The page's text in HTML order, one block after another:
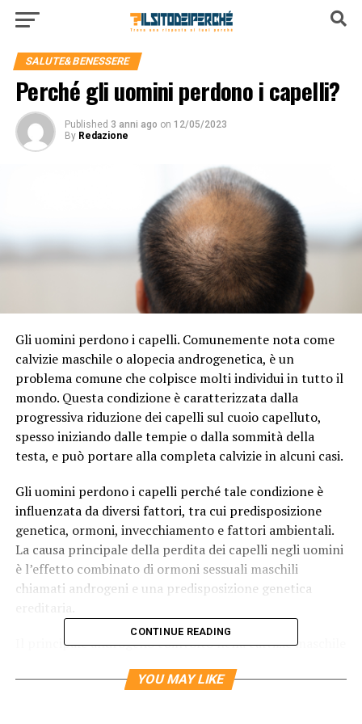
SALUTE&BENESSERE
Perché gli uomini perdono i capelli?
Published 3 anni ago on 12/05/2023
By Redazione
Gli uomini perdono i capelli. Comunemente nota come
calvizie maschile o alopecia androgenetica, è un
problema comune che colpisce molti individui in tutto il
mondo. Questa condizione è caratterizzata dalla
progressiva riduzione dei capelli sul cuoio capelluto,
spesso iniziando dalle tempie o dalla sommità della
testa, e può portare alla completa calvizie in alcuni casi.
Gli uomini perdono i capelli perché tale condizione è
influenzata da diversi fattori, tra cui predisposizione
genetica, ormoni, invecchiamento e fattori ambientali.
La causa principale della perdita dei capelli negli uomini
è l’effetto combinato di ormoni sessuali maschili
chiamati androgeni e una predisposizione genetica
Il principale androgeno coinvolto nella calvizie maschile
testosterone. Nelle persone geneticamente predisposte
CONTINUE READING
YOU MAY LIKE